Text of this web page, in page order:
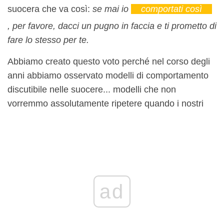
suocera che va così: se mai io
comportati così
, per favore, dacci un pugno in faccia e ti prometto di
fare lo stesso per te.
Abbiamo creato questo voto perché nel corso degli
anni abbiamo osservato modelli di comportamento
discutibile nelle suocere... modelli che non
vorremmo assolutamente ripetere quando i nostri
ad